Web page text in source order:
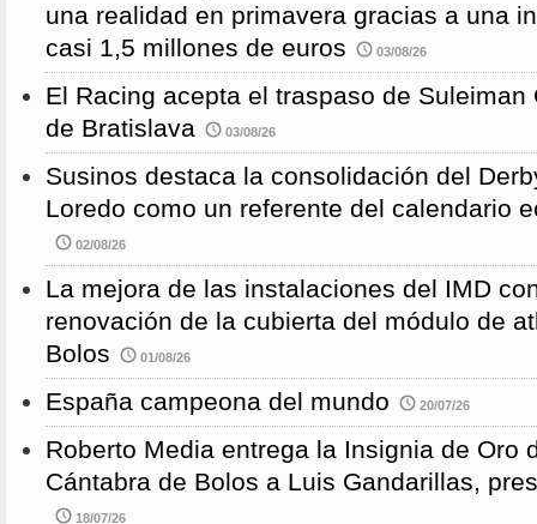
una realidad en primavera gracias a una
casi 1,5 millones de euros
03/08/26
El Racing acepta el traspaso de Suleiman
de Bratislava
03/08/26
Susinos destaca la consolidación del
Loredo como un referente del calendario
02/08/26
La mejora de las instalaciones del IMD
renovación de la cubierta del módulo de
Bolos
01/08/26
España campeona del mundo 20/07/26
Roberto Media entrega la Insignia de Oro
Cántabra de Bolos a Luis Gandarillas,
18/07/26